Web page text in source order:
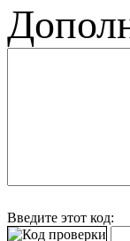
Введите этот код: